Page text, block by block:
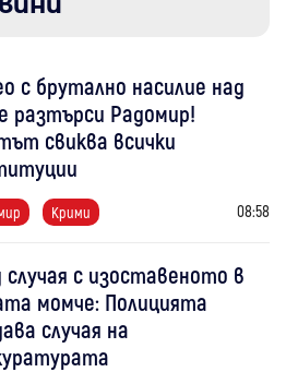
с брутално насилие над
разтърси Радомир!
свиква всички
Крими 08:58
случая с изоставеното в
момче: Полицията
случая на